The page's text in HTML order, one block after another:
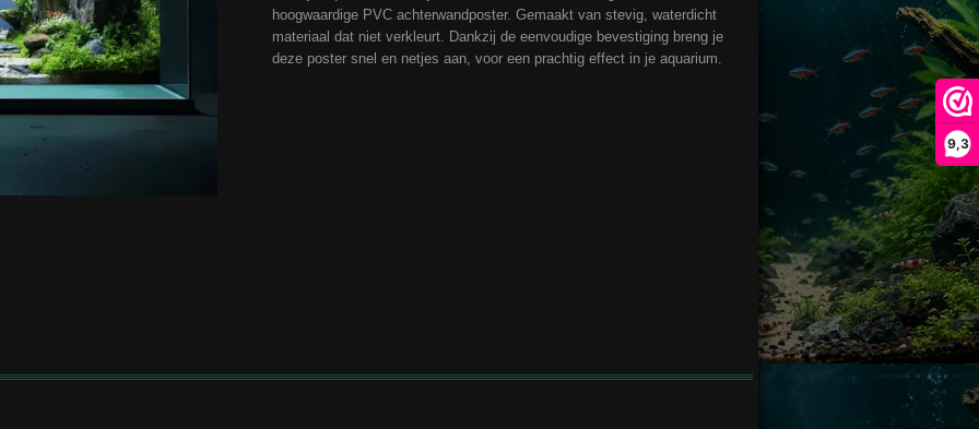
9,3
hoogwaardige PVC achterwandposter. Gemaakt van stevig, waterdicht
materiaal dat niet verkleurt. Dankzij de eenvoudige bevestiging breng je
deze poster snel en netjes aan, voor een prachtig effect in je aquarium.